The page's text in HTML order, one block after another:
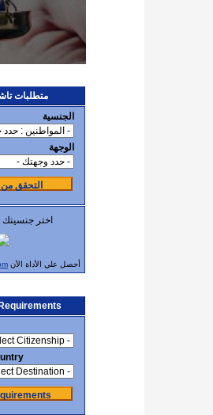
متطلبات
الجنسية
الوجهة
التحقق
اختر جنسيتك
أحصل علي الأداة الأن